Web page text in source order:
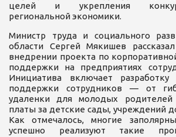
целей и укрепления
региональной экономики.
Министр труда и социального
области Сергей Мякишев
внедрении проекта по
поддержки на предприятиях
Инициатива включает
поддержки сотрудников — от
удаленки для молодых
платы за детские сады, учреждений
Как отмечалось, многие
успешно реализуют такие